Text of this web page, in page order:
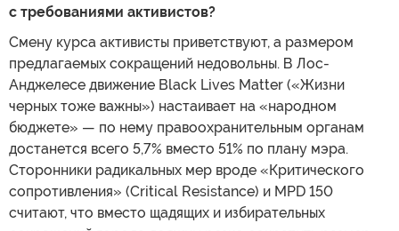
с требованиями активистов?
Смену курса активисты приветствуют, а размером
предлагаемых сокращений недовольны. В Лос-
Анджелесе движение Black Lives Matter («Жизни
черных тоже важны») настаивает на «народном
бюджете» — по нему правоохранительным органам
достанется всего 5,7% вместо 51% по плану мэра.
Сторонники радикальных мер вроде «Критического
сопротивления» (Critical Resistance) и MPD 150
считают, что вместо щадящих и избирательных